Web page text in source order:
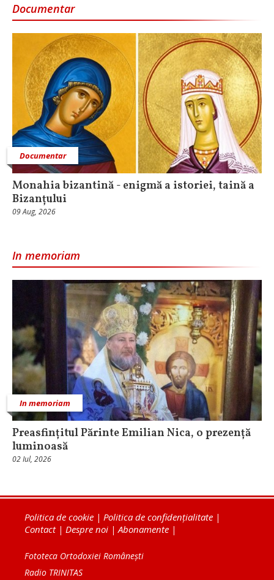
Documentar
Documentar
Monahia bizantină - enigmă a istoriei, taină a
Bizanțului
09 Aug, 2026
In memoriam
In memoriam
Preasfințitul Părinte Emilian Nica, o prezență
luminoasă
02 Iul, 2026
Politica de cookie | Politica de confidențialitate |
Contact| Despre noi | Abonamente |
Fototeca Ortodoxiei Românești
Radio TRINITAS